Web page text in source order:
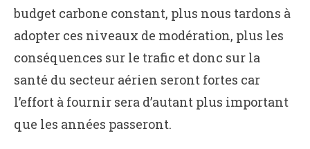
budget carbone constant, plus nous tardons à
adopter ces niveaux de modération, plus les
conséquences sur le trafic et donc sur la
santé du secteur aérien seront fortes car
l’effort à fournir sera d’autant plus important
que les années passeront.